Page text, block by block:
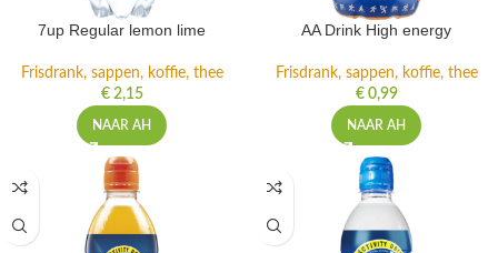
7up Regular lemon lime
Frisdrank, sappen, koffie, thee
€2,15
NAAR AH
AA Drink High energy
Frisdrank, sappen, koffie, thee
€0,99
NAAR AH